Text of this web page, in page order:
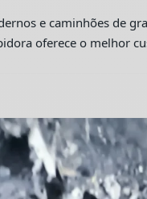
e caminhões de
oferece o melhor